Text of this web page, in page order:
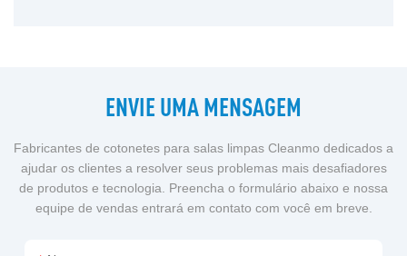
ENVIE UMA MENSAGEM
Fabricantes de cotonetes para salas limpas Cleanmo dedicados a
ajudar os clientes a resolver seus problemas mais desafiadores
de produtos e tecnologia. Preencha o formulário abaixo e nossa
equipe de vendas entrará em contato com você em breve.